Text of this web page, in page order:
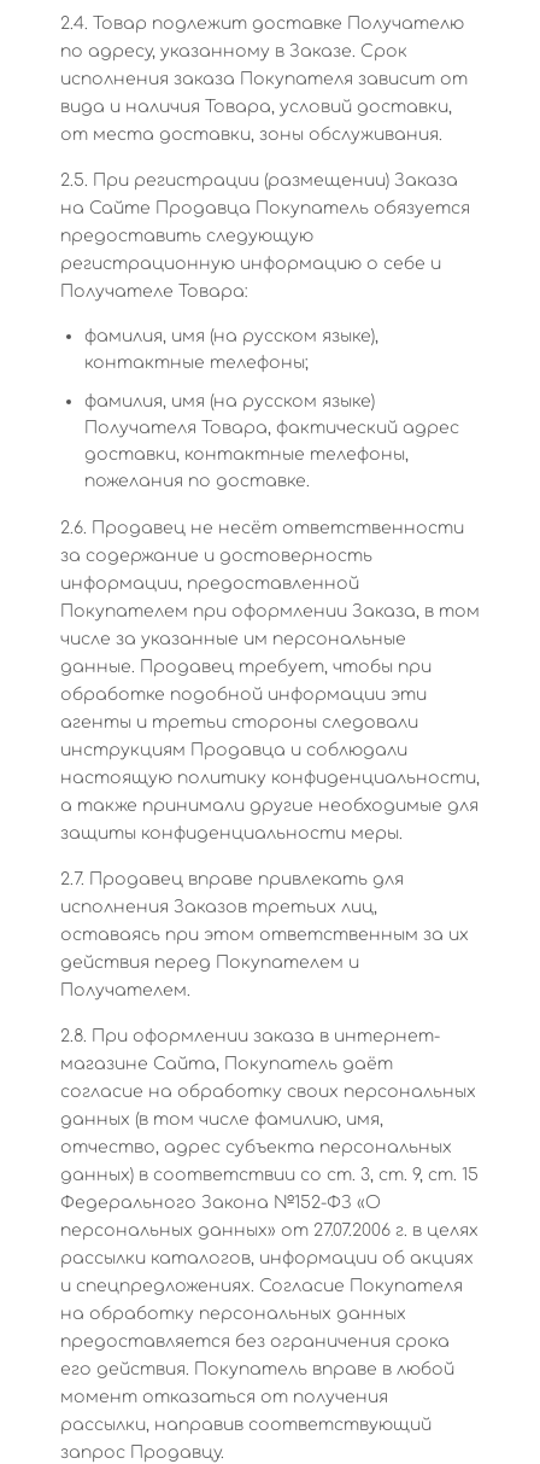
2.4. Товар подлежит доставке Получателю
по адресу, указанному в Заказе. Срок
исполнения заказа Покупателя зависит от
вида и наличия Товара, условий доставки,
от места доставки, зоны обслуживания.
2.5. При регистрации (размещении) Заказа
на Сайте Продавца Покупатель обязуется
предоставить следующую
регистрационную информацию о себе и
Получателе Товара:
фамилия, имя (на русском языке),
контактные телефоны;
фамилия, имя (на русском языке)
Получателя Товара, фактический адрес
доставки, контактные телефоны,
пожелания по доставке.
2.6. Продавец не несёт ответственности
за содержание и достоверность
информации, предоставленной
Покупателем при оформлении Заказа, в том
числе за указанные им персональные
данные. Продавец требует, чтобы при
обработке подобной информации эти
агенты и третьи стороны следовали
инструкциям Продавца и соблюдали
настоящую политику конфиденциальности,
а также принимали другие необходимые для
защиты конфиденциальности меры.
2.7. Продавец вправе привлекать для
исполнения Заказов третьих лиц,
оставаясь при этом ответственным за их
действия перед Покупателем и
Получателем.
2.8. При оформлении заказа в интернет-
магазине Сайта, Покупатель даёт
согласие на обработку своих персональных
данных (в том числе фамилию, имя,
отчество, адрес субъекта персональных
данных) в соответствии со ст. 3, ст. 9, ст. 15
Федерального Закона №152-ФЗ «О
персональных данных» от 27.07.2006 г. в целях
рассылки каталогов, информации об акциях
и спецпредложениях. Согласие Покупателя
на обработку персональных данных
предоставляется без ограничения срока
его действия. Покупатель вправе в любой
момент отказаться от получения
рассылки, направив соответствующий
запрос Продавцу.